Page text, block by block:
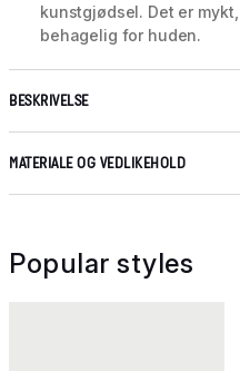
kunstgjødsel. Det er
behagelig for huden.
BESKRIVELSE
MATERIALE OG VEDLIKEHOLD
Popular styles